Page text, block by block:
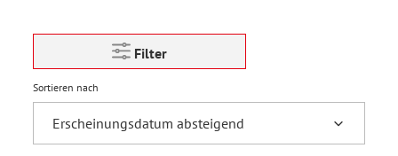
Filter
Sortieren nach